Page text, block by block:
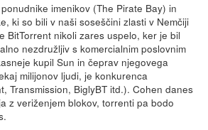
imenikov (The Pirate Bay) in
ki so bili v naši soseščini zlasti v Nemčiji
BitTorrent nikoli zares uspelo, ker je bil
nezdružljiv s komercialnim poslovnim
kupil Sun in čeprav njegovega
milijonov ljudi, je konkurenca
Transmission, BiglyBT itd.). Cohen danes
z veriženjem blokov, torrenti pa bodo